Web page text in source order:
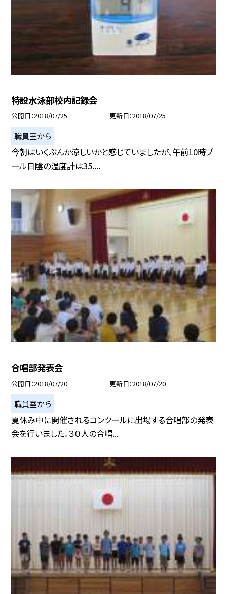
特設水泳部校内記録会
公開日 2018/07/25 更新日 2018/07/25
職員室から
今朝はいくぶんか涼しいかと感じていましたが、午前10時プ
ール日陰の温度計は35....
合唱部発表会
公開日 2018/07/20 更新日 2018/07/20
職員室から
夏休み中に開催されるコンクールに出場する合唱部の発表
会を行いました。３０人の合唱...